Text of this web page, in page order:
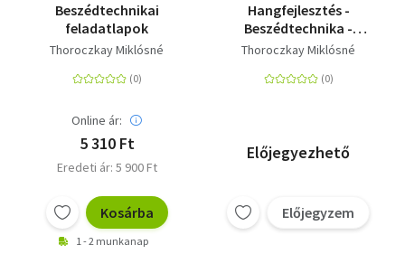
Beszédtechnikai
feladatlapok
Thoroczkay Miklósné
Online ár:
5 310 Ft
Eredeti ár: 5 900 Ft
Kosárba
1 - 2 munkanap
Hangfejlesztés -
Beszédtechnika -
Módszertani
Thoroczkay Miklósné
Előjegyezhető
Előjegyzem